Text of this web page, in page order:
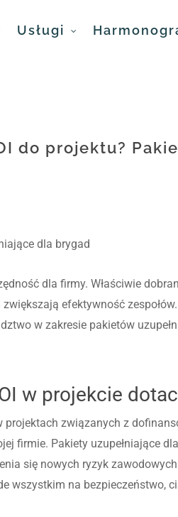
Usługi
do projektu?
dla brygad
dla firmy. Właściwie
efektywność
w zakresie pakietów
w projekcie
związanych z
firmie. Pakiety uzupełniające
się nowych ryzyk
wszystkim na bezpieczeństwo,